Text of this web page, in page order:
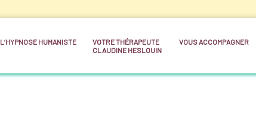
L’HYPNOSE HUMANISTE
VOTRE THÉRAPEUTE
CLAUDINE HESLOUIN
VOUS ACCOMPAGNER